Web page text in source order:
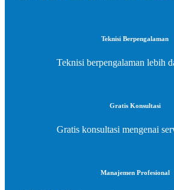
Teknisi Berpengalaman
Teknisi berpengalaman lebih
Gratis Konsultasi
Gratis konsultasi mengenai
Manajemen Profesional